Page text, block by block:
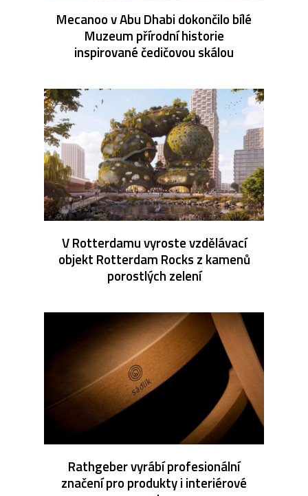
Mecanoo v Abu Dhabi dokončilo bílé
Muzeum přírodní historie
inspirované čedičovou skálou
V Rotterdamu vyroste vzdělávací
objekt Rotterdam Rocks z kamenů
porostlých zelení
Rathgeber vyrábí profesionální
značení pro produkty i interiérové